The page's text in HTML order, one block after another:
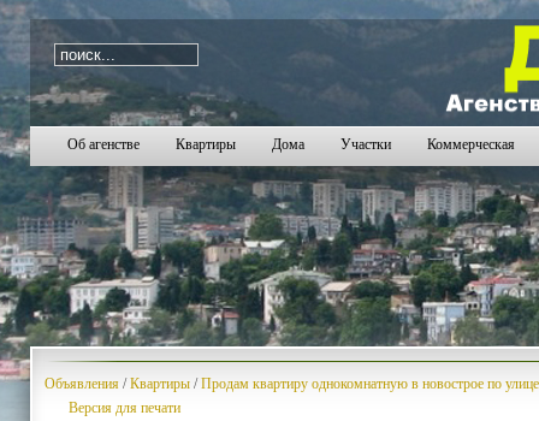
i=1006
Об агенстве Квартиры Дома Участки Коммерческая
Объявления /Квартиры /Продам квартиру однокомнатную в новострое по
Версия для печати